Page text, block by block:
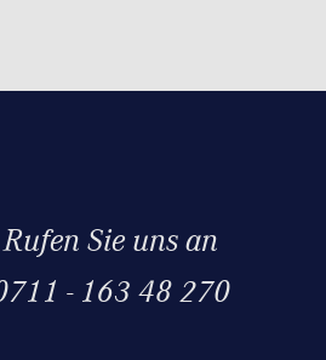
Rufen Sie uns an
- 163 48 270